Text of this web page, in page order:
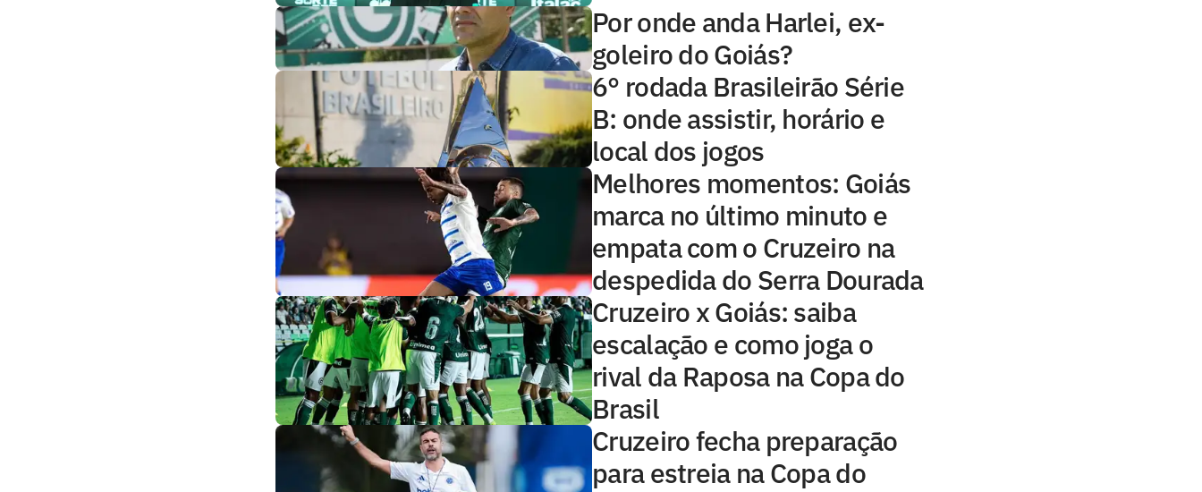
Por onde anda Harlei, ex-
goleiro do Goiás?
6° rodada Brasileirão Série
B: onde assistir, horário e
local dos jogos
Melhores momentos: Goiás
marca no último minuto e
empata com o Cruzeiro na
despedida do Serra Dourada
Cruzeiro x Goiás: saiba
escalação e como joga o
rival da Raposa na Copa do
Brasil
Cruzeiro fecha preparação
para estreia na Copa do